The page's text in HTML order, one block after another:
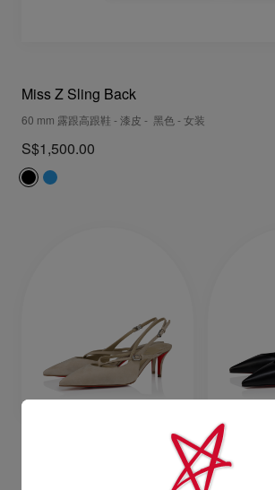
Miss Z Sling Back
60 mm 露跟高跟鞋 - 漆皮 - 黑色 - 女装
S$1,500.00
Twistissimo